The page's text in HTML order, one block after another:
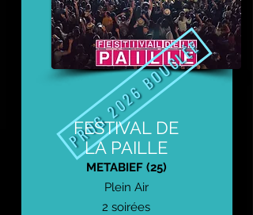
PROG 2026 BOUCLÉE
FESTIVAL DE
LA PAILLE
METABIEF (25)
Plein Air
2 soirées